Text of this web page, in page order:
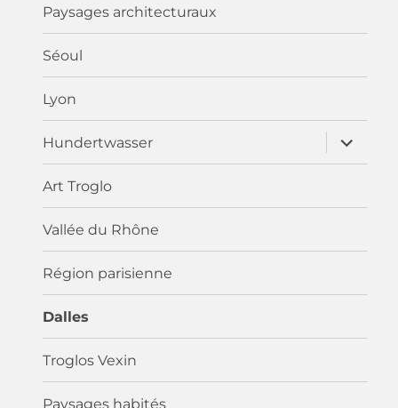
Paysages architecturaux
Séoul
Lyon
Hundertwasser
ouvrir
le
sous-
Art Troglo
Vallée du Rhône
Région parisienne
Dalles
Troglos Vexin
Paysages habités